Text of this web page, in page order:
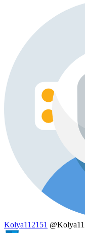
Kolya112151